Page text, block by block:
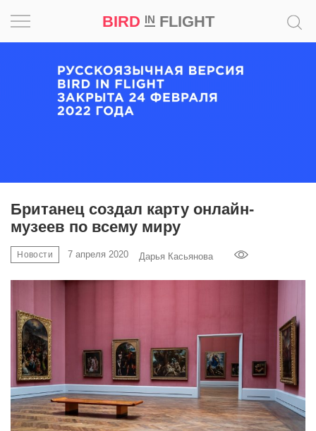
BIRD INFLIGHT
Британец создал карту онлайн-
музеев по всему миру
Новости 7 апреля 2020 Дарья Касьянова